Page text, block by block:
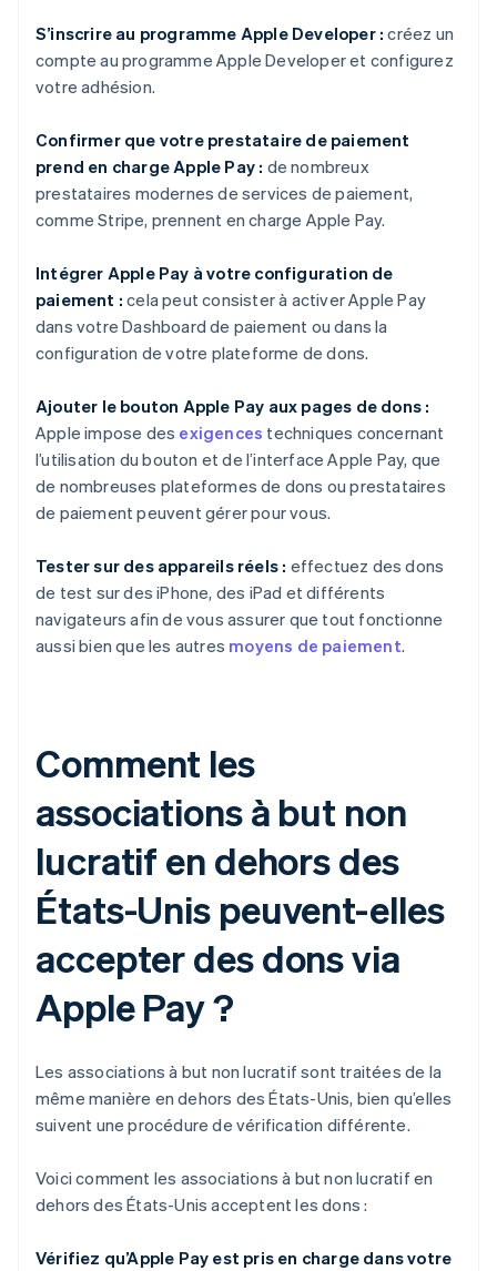
S’inscrire au programme Apple Developer : créez un
compte au programme Apple Developer et configurez
votre adhésion.
Confirmer que votre prestataire de paiement
prend en charge Apple Pay : de nombreux
prestataires modernes de services de paiement,
comme Stripe, prennent en charge Apple Pay.
Intégrer Apple Pay à votre configuration de
paiement : cela peut consister à activer Apple Pay
dans votre Dashboard de paiement ou dans la
configuration de votre plateforme de dons.
Ajouter le bouton Apple Pay aux pages de dons :
Apple impose des exigences techniques concernant
l’utilisation du bouton et de l’interface Apple Pay, que
de nombreuses plateformes de dons ou prestataires
de paiement peuvent gérer pour vous.
Tester sur des appareils réels : effectuez des dons
de test sur des iPhone, des iPad et différents
navigateurs afin de vous assurer que tout fonctionne
aussi bien que les autres moyens de paiement.
Comment les
associations à but non
lucratif en dehors des
États-Unis peuvent-elles
accepter des dons via
Apple Pay ?
Les associations à but non lucratif sont traitées de la
même manière en dehors des États-Unis, bien qu’elles
suivent une procédure de vérification différente.
Voici comment les associations à but non lucratif en
dehors des États-Unis acceptent les dons :
Vérifiez qu’Apple Pay est pris en charge dans votre